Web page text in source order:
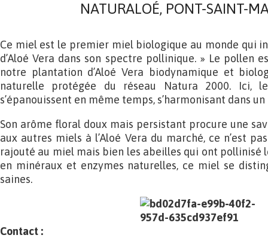
NATURALOÉ, PONT-SAINT-
Ce miel est le premier miel biologique au monde qui
d’Aloé Vera dans son spectre pollinique. » Le pollen
notre plantation d’Aloé Vera biodynamique et
naturelle protégée du réseau Natura 2000. Ici,
s’épanouissent en même temps, s’harmonisant dans
Son arôme floral doux mais persistant procure une
aux autres miels à l’Aloé Vera du marché, ce n’est
rajouté au miel mais bien les abeilles qui ont pollinisé
en minéraux et enzymes naturelles, ce miel se
saines.
Contact :